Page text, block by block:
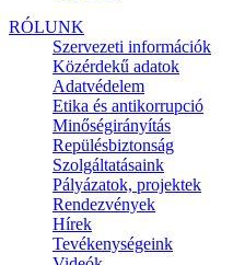
RÓLUNK
Szervezeti információk
Közérdekű adatok
Adatvédelem
Etika és antikorrupció
Minőségirányítás
Repülésbiztonság
Szolgáltatásaink
Pályázatok, projektek
Rendezvények
Hírek
Tevékenységeink